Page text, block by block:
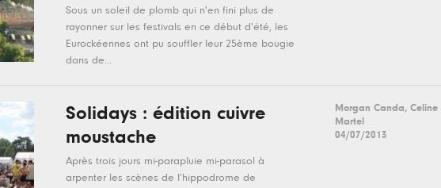
Sous un soleil de plomb qui n'en fini plus de
rayonner sur les festivals en ce début d'été, les
Eurockéennes ont pu souffler leur 25ème bougie
dans de...
Solidays : édition cuivre
moustache
Après trois jours mi-parapluie mi-parasol à
arpenter les scènes de l’hippodrome de
Morgan Canda, Celine
Martel
04/07/2013